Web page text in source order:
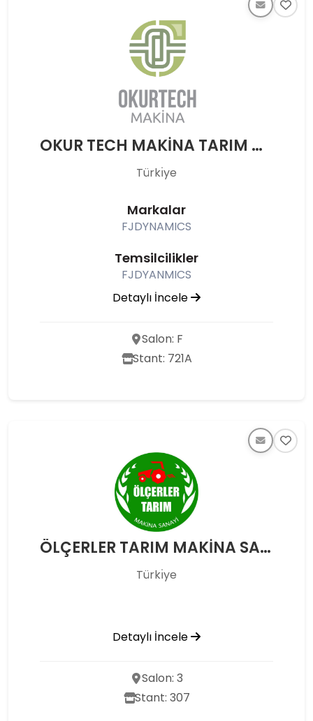
OKUR TECH MAKİNA TARIM OTOMOTİV İNŞAAT TURİZM SANAYİ VE TİCARET LİMİTED ŞİRKETİ
Türkı̇ye
Markalar
FJDYNAMICS
Temsilcilikler
FJDYANMICS
Detaylı İncele
Salon: F
Stant: 721A
ÖLÇERLER TARIM MAKİNA SAN. VE İNŞAAT MALZEMELERİ ŞÜKRÜ ÖLÇER
Türkı̇ye
Detaylı İncele
Salon: 3
Stant: 307